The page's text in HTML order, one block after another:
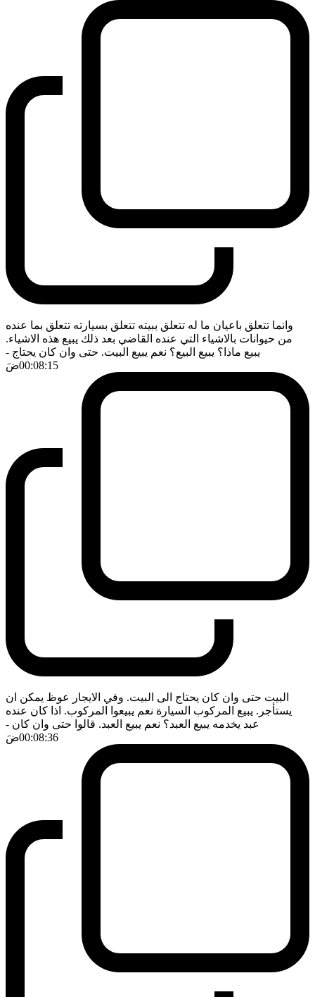
وانما تتعلق باعيان ما له تتعلق ببيته تتعلق بسيارته تتعلق بما عنده
من حيوانات بالاشياء التي عنده القاضي بعد ذلك يبيع هذه الاشياء.
يبيع ماذا؟ يبيع البيع؟ نعم يبيع البيت. حتى وان كان يحتاج -
00:08:15ضَ
البيت حتى وان كان يحتاج الى البيت. وفي الايجار عوظ يمكن ان
يستأجر. يبيع المركوب السيارة نعم يبيعوا المركوب. اذا كان عنده
عبد يخدمه يبيع العبد؟ نعم يبيع العبد. قالوا حتى وان كان -
00:08:36ضَ